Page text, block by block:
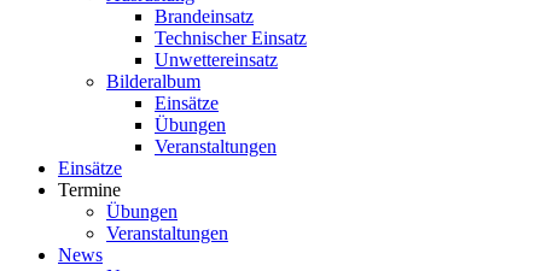
Brandeinsatz
Technischer Einsatz
Unwettereinsatz
Bilderalbum
Einsätze
Übungen
Veranstaltungen
Einsätze
Termine
Übungen
Veranstaltungen
News